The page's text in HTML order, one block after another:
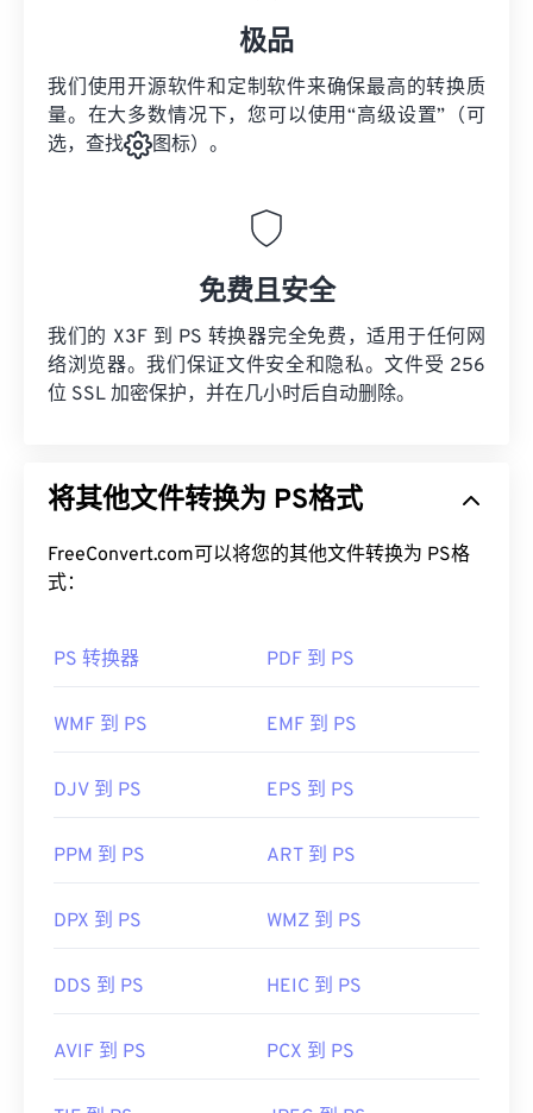
极品
我们使用开源软件和定制软件来确保最高的转换质
量。在大多数情况下，您可以使用“高级设置”（可
选，查找
图标）。
免费且安全
我们的 X3F 到 PS 转换器完全免费，适用于任何网
络浏览器。我们保证文件安全和隐私。文件受 256
位 SSL 加密保护，并在几小时后自动删除。
将其他文件转换为 PS格式
FreeConvert.com可以将您的其他文件转换为 PS格
式：
PS 转换器 PDF 到 PS
WMF 到 PS EMF 到 PS
DJV 到 PS EPS 到 PS
PPM 到 PS ART 到 PS
DPX 到 PS WMZ 到 PS
DDS 到 PS HEIC 到 PS
AVIF 到 PS PCX 到 PS